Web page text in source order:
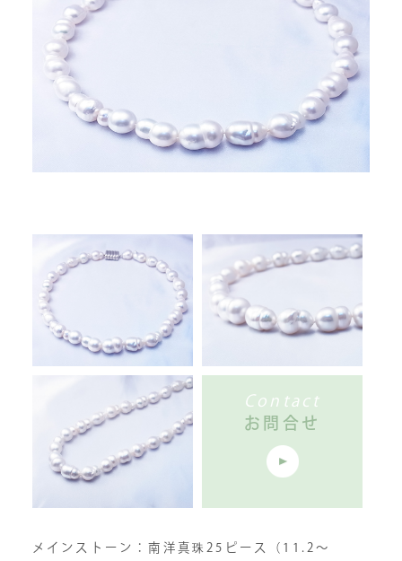
メインストーン：南洋真珠25ピース（11.2〜
Contact
お問合せ